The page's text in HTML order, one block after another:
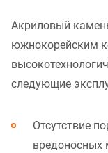
Акриловый
южнокорейским
следующие
Отсутствие
вредоносных